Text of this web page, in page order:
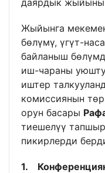
Жыйынга
бөлүмү, үгүт-
байланыш
иш-чараны
иштер
комиссиянын
орун басары
тиешелүү
пикирлерди
1.